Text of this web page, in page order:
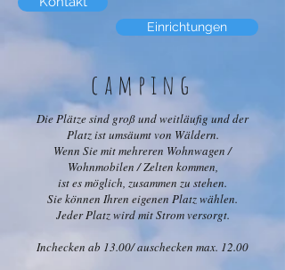
Einrichtungen
camping
Die Plätze sind groß und weitläufig und der
Platz ist umsäumt von Wäldern.
Wenn Sie mit mehreren Wohnwagen /
Wohnmobilen / Zelten kommen,
ist es möglich, zusammen zu stehen.
Sie können Ihren eigenen Platz wählen.
Jeder Platz wird mit Strom versorgt.
Inchecken ab 13.00/ auschecken max. 12.00